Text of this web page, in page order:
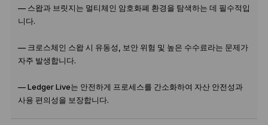
— 스왑과 브릿지는 멀티체인 암호화폐 환경을 탐색하는 데 필수적입
니다.
— 크로스체인 스왑 시 유동성, 보안 위험 및 높은 수수료라는 문제가
자주 발생합니다.
— Ledger Live는 안전하게 프로세스를 간소화하여 자산 안전성과
사용 편의성을 보장합니다.